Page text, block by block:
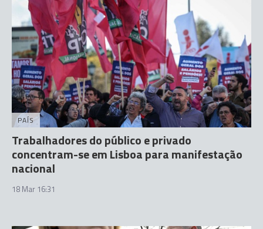
PAÍS
Trabalhadores do público e privado
concentram-se em Lisboa para manifestação
nacional
18 Mar 16:31